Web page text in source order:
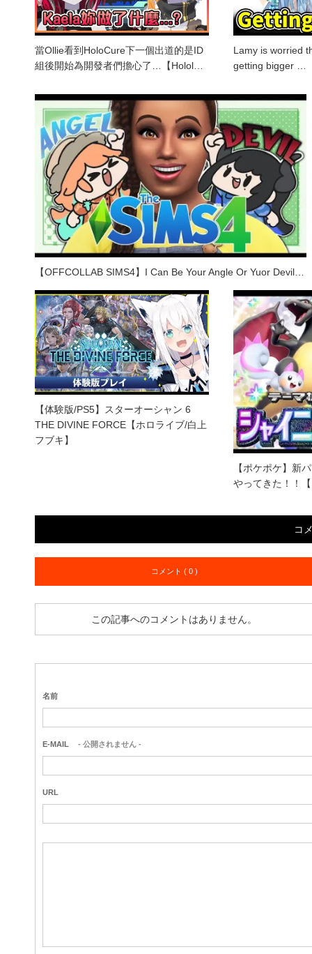
當Ollie看到HoloCure下一個出道的是ID
組後開始為開發者們擔心了…【Holol…
Lamy is worried
getting bigger …
【OFFCOLLAB SIMS4】I Can Be Your Angle Or Yuor Devil…
【体験版/PS5】スターオーシャン 6
THE DIVINE FORCE【ホロライブ/白上
フブキ】
【ポケポケ】新
やってきた！！
コ
コメント ( 0 )
この記事へのコメントはありません。
名前
E-MAIL - 公開されません -
URL